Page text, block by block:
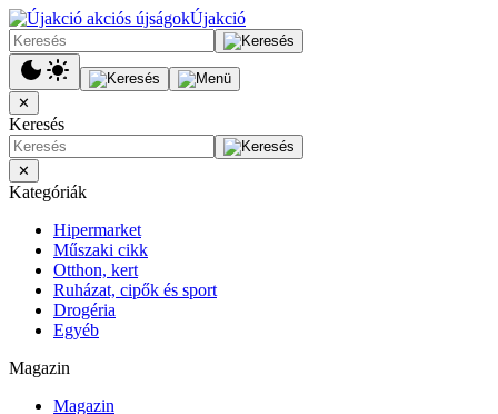
Újakció
✕
Keresés
✕
Kategóriák
Hipermarket
Műszaki cikk
Otthon, kert
Ruházat, cipők és sport
Drogéria
Egyéb
Magazin
Magazin